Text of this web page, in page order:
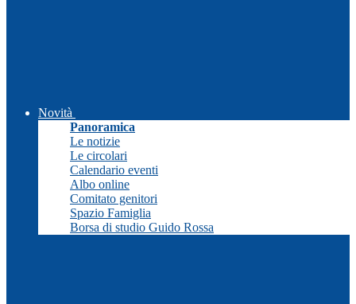
Novità
Panoramica
Le notizie
Le circolari
Calendario eventi
Albo online
Comitato genitori
Spazio Famiglia
Borsa di studio Guido Rossa